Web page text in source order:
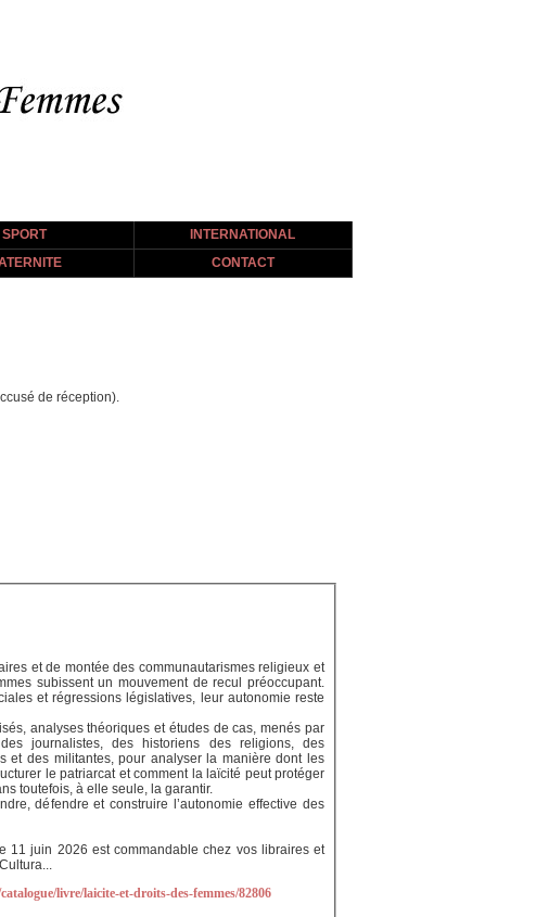
SPORT
INTERNATIONAL
CONTACT
de réception).
et de montée des communautarismes religieux et
subissent un mouvement de recul préoccupant.
et régressions législatives, leur autonomie reste
analyses théoriques et études de cas, menés par
journalistes, des historiens des religions, des
et des militantes, pour analyser la manière dont les
le patriarcat et comment la laïcité peut protéger
toutefois, à elle seule, la garantir.
défendre et construire l’autonomie effective des
11 juin 2026 est commandable chez vos libraires et
Cultura...
livre/laicite-et-droits-des-femmes/82806